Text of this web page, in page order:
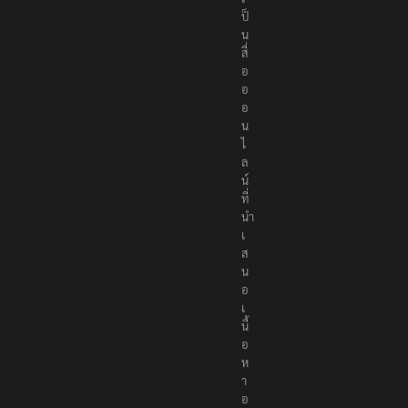
s
เ
ป็
น
สื่
อ
อ
อ
น
ไ
ล
น์
ที่
นำ
เ
ส
น
อ
เ
นื้
อ
ห